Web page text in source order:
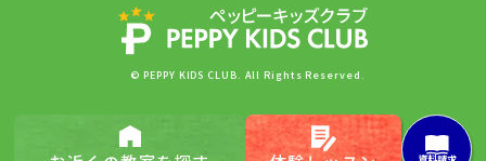
© PEPPY KIDS CLUB. All Rights Reserved.